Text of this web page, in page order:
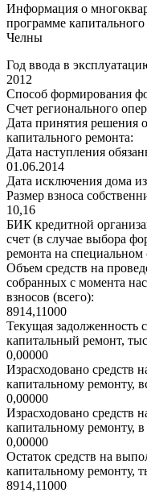
Информация о
программе
Челны
Год ввода в
2012
Способ формирования
Счет регионального
Дата принятия решения
капитального ремонта:
Дата наступления
01.06.2014
Дата исключения дома
Размер взноса
10,16
БИК кредитной
счет (в случае выбора
ремонта на специальном
Объем средств на
собранных с момента
взносов (всего):
8914,11000
Текущая задолженность
капитальный ремонт,
0,00000
Израсходовано средств
капитальному ремонту,
0,00000
Израсходовано средств
капитальному ремонту,
0,00000
Остаток средств на
капитальному ремонту,
8914,11000